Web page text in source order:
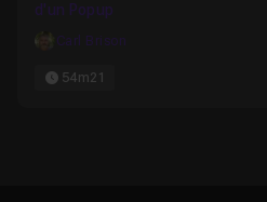
d'un Popup
Carl Brison
54m21